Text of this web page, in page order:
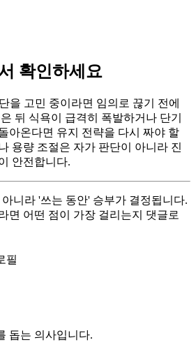
확인하세요
을 고민 중이라면 임의로 끊기 전에
뒤 식욕이 급격히 폭발하거나 단기
아온다면 유지 전략을 다시 짜야 할
용량 조절은 자가 판단이 아니라 진
안전합니다.
니라 '쓰는 동안' 승부가 결정됩니다.
면 어떤 점이 가장 걸리는지 댓글로
돕는 의사입니다.